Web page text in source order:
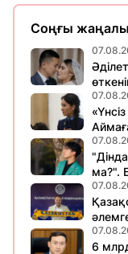
Соңғы
ма?".
6